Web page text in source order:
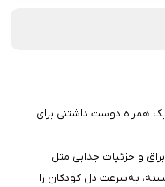
همراه دوست‌ داشتنی برای
و جزئیات جذابی مثل
به‌سرعت دل کودکان را